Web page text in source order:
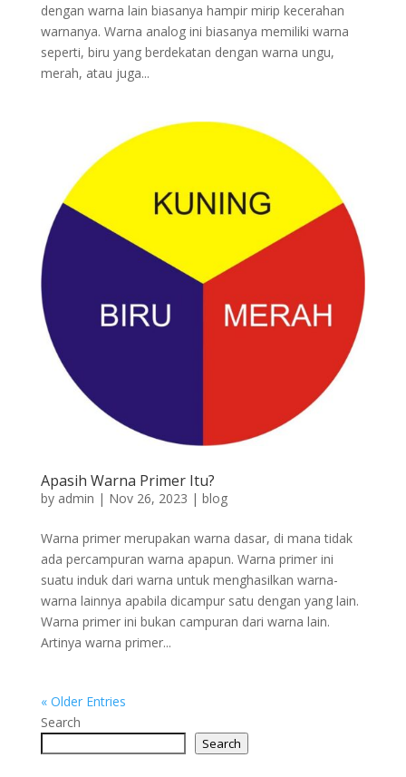
dengan warna lain biasanya hampir mirip kecerahan
warnanya. Warna analog ini biasanya memiliki warna
seperti, biru yang berdekatan dengan warna ungu,
merah, atau juga...
Apasih Warna Primer Itu?
by admin | Nov 26, 2023 | blog
Warna primer merupakan warna dasar, di mana tidak
ada percampuran warna apapun. Warna primer ini
suatu induk dari warna untuk menghasilkan warna-
warna lainnya apabila dicampur satu dengan yang lain.
Warna primer ini bukan campuran dari warna lain.
Artinya warna primer...
« Older Entries
Search
Search